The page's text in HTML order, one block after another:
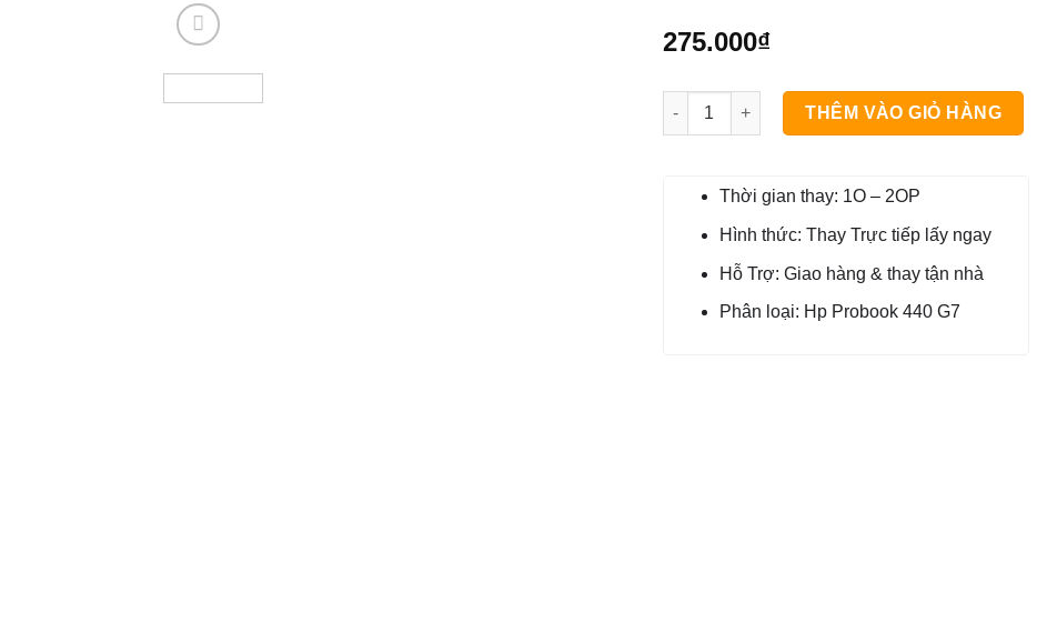
275.000₫
Bản Lề Laptop Hp Probook 440 G7 số lượng
THÊM VÀO GIỎ HÀNG
Thời gian thay: 1O – 2OP
Hình thức: Thay Trực tiếp lấy ngay
Hỗ Trợ: Giao hàng & thay tận nhà
Phân loại: Hp Probook 440 G7